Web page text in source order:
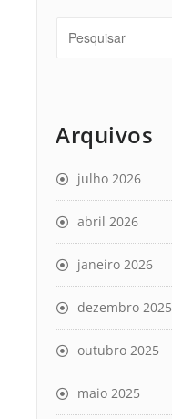
Arquivos
julho 2026
abril 2026
janeiro 2026
dezembro 2025
outubro 2025
maio 2025